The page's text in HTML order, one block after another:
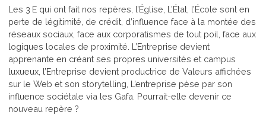
Les 3 E qui ont fait nos repères, l’Église, L’État, l’École sont en
perte de légitimité, de crédit, d’influence face à la montée des
réseaux sociaux, face aux corporatismes de tout poil, face aux
logiques locales de proximité. L’Entreprise devient
apprenante en créant ses propres universités et campus
luxueux, l’Entreprise devient productrice de Valeurs affichées
sur le Web et son storytelling, L’entreprise pèse par son
influence sociétale via les Gafa. Pourrait-elle devenir ce
nouveau repère ?